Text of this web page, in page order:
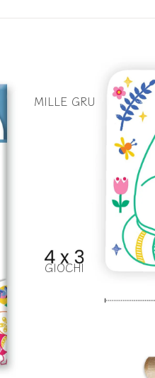
MILLE GRU
GIOCHI